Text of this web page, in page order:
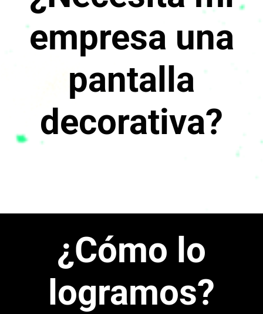
empresa una
pantalla
decorativa?
¿Cómo lo
logramos?